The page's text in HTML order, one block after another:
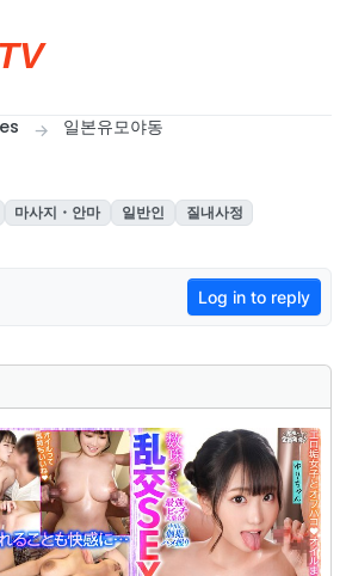
일본유모야동
마사지・안마 일반인
질내사정
Log in to reply